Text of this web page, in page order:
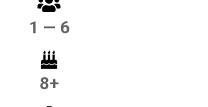
1 — 6
8+